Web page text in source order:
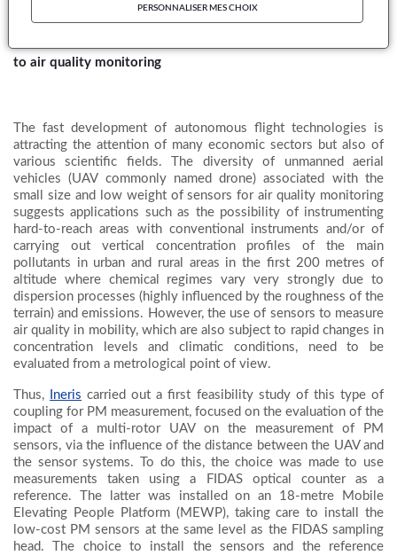
to air quality monitoring
The fast development of autonomous flight technologies is
attracting the attention of many economic sectors but also of
various scientific fields. The diversity of unmanned aerial
vehicles (UAV commonly named drone) associated with the
small size and low weight of sensors for air quality monitoring
suggests applications such as the possibility of instrumenting
hard-to-reach areas with conventional instruments and/or of
carrying out vertical concentration profiles of the main
pollutants in urban and rural areas in the first 200 metres of
altitude where chemical regimes vary very strongly due to
dispersion processes (highly influenced by the roughness of the
terrain) and emissions. However, the use of sensors to measure
air quality in mobility, which are also subject to rapid changes in
concentration levels and climatic conditions, need to be
evaluated from a metrological point of view.
Thus, Ineris carried out a first feasibility study of this type of
coupling for PM measurement, focused on the evaluation of the
impact of a multi-rotor UAV on the measurement of PM
sensors, via the influence of the distance between the UAV and
the sensor systems. To do this, the choice was made to use
measurements taken using a FIDAS optical counter as a
reference. The latter was installed on an 18-metre Mobile
Elevating People Platform (MEWP), taking care to install the
low-cost PM sensors at the same level as the FIDAS sampling
head. The choice to install the sensors and the reference
PERSONNALISER MES CHOIX